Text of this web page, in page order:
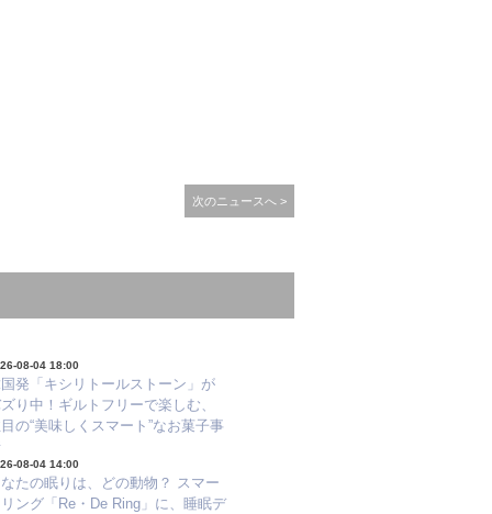
次のニュースへ >
08-04 18:00
発「キシリトールストーン」が
り中！ギルトフリーで楽しむ、
の“美味しくスマート”なお菓子事
08-04 14:00
たの眠りは、どの動物？ スマー
ング「Re・De Ring」に、睡眠デ